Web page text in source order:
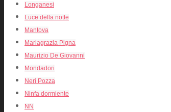
Longanesi
Luce della notte
Mantova
Mariagrazia Pigna
Maurizio De Giovanni
Mondadori
Neri Pozza
Ninfa dormiente
NN